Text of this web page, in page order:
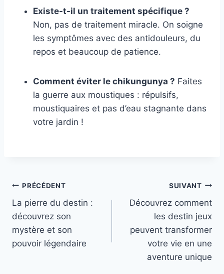
Existe-t-il un traitement spécifique ?
Non, pas de traitement miracle. On soigne
les symptômes avec des antidouleurs, du
repos et beaucoup de patience.
Comment éviter le chikungunya ? Faites
la guerre aux moustiques : répulsifs,
moustiquaires et pas d’eau stagnante dans
votre jardin !
Navigation
de
l’article
PRÉCÉDENT
La pierre du destin :
découvrez son
mystère et son
pouvoir légendaire
SUIVANT
Découvrez comment
les destin jeux
peuvent transformer
votre vie en une
aventure unique